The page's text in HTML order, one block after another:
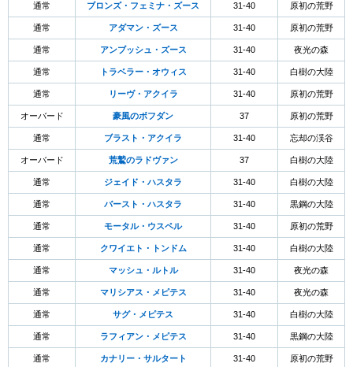
通常 ブロンズ・フェミナ・ズース 31-40 原初の荒野
通常 アダマン・ズース 31-40 原初の荒野
通常 アンブッシュ・ズース 31-40 夜光の森
通常 トラベラー・オウィス 31-40 白樹の大陸
通常 リーヴ・アクイラ 31-40 原初の荒野
オーバード 豪風のボフダン 37 原初の荒野
通常 ブラスト・アクイラ 31-40 忘却の渓谷
オーバード 荒鷲のラドヴァン 37 白樹の大陸
通常 ジェイド・ハスタラ 31-40 白樹の大陸
通常 バースト・ハスタラ 31-40 黒鋼の大陸
通常 モータル・ウスペル 31-40 原初の荒野
通常 クワイエト・トンドム 31-40 白樹の大陸
通常 マッシュ・ルトル 31-40 夜光の森
通常 マリシアス・メピテス 31-40 夜光の森
通常 サグ・メピテス 31-40 白樹の大陸
通常 ラフィアン・メピテス 31-40 黒鋼の大陸
通常 カナリー・サルタート 31-40 原初の荒野